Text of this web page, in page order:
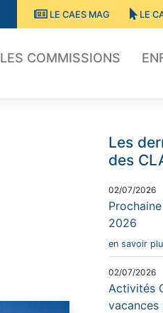
LE CAES MAG LE
LES COMMISSIONS
Les
des
02/07/2026
2026
en savoir
02/07/2026
Activités
vacances